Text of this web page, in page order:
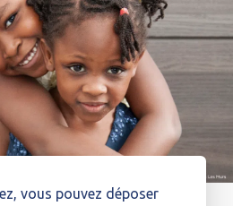
vous pouvez déposer